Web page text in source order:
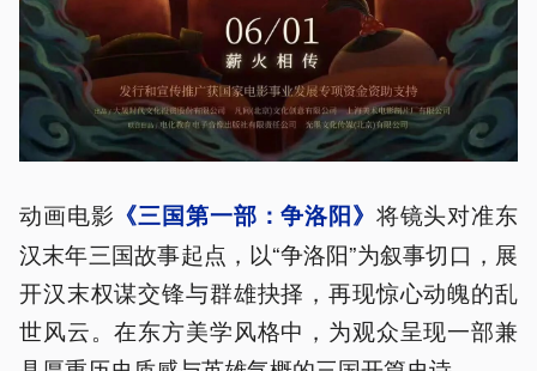
动画电影 《三国第一部：争洛阳》 将镜头对准东
汉末年三国故事起点，以“争洛阳”为叙事切口，展
开汉末权谋交锋与群雄抉择，再现惊心动魄的乱
世风云。在东方美学风格中，为观众呈现一部兼